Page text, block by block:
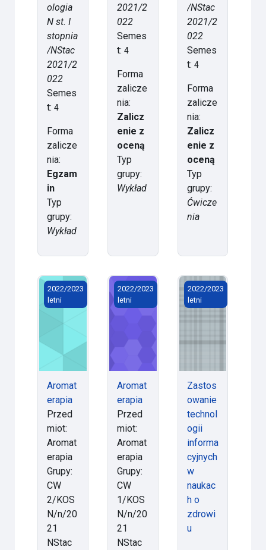
ologia
N st. I
stopnia
/NStac
2021/2
022
Semes
t:4
Forma
zalicze
nia:
Egzam
in
Typ
grupy:
Wykład
2021/2
022
Semes
t: 4
Forma
zalicze
nia:
Zalicz
enie z
oceną
Typ
grupy:
Wykład
/NStac
2021/2
022
Semes
t: 4
Forma
zalicze
nia:
Zalicz
enie z
oceną
Typ
grupy:
Ćwicze
nia
Aromaterapia
2022/2023
letni
Aromat
erapia
Przed
miot:
Aromat
erapia
Grupy:
CW
2/KOS
N/n/20
21
NStac
Aromaterapia
2022/2023
letni
Aromat
erapia
Przed
miot:
Aromat
erapia
Grupy:
CW
1/KOS
N/n/20
21
NStac
Zastosowanie
2022/2023
letni
Zastos
owanie
technol
ogii
informa
cyjnych
w
naukac
h o
zdrowi
u